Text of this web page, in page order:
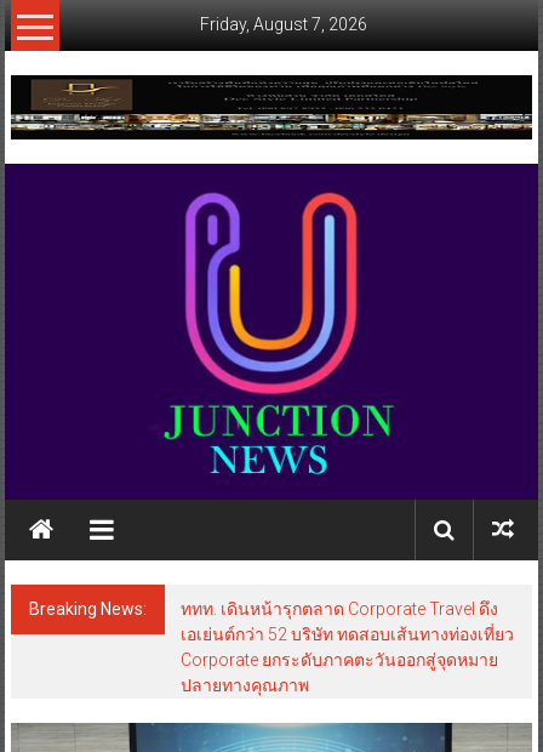
Skip
to
Friday, August 7, 2026
www.ujunctionnews.com
เว็บ
ข่าว
Breaking News:
ททท. เดินหน้ารุกตลาด Corporate Travel ดึง
เอเย่นต์กว่า 52 บริษัท ทดสอบเส้นทางท่องเที่ยว
Corporate ยกระดับภาคตะวันออกสู่จุดหมาย
ปลายทางคุณภาพ